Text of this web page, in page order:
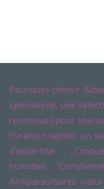
Pourquoi choisir
spécialisée, une
reconnues pour leur
livraison rapide, un
d'expertise ;
humides,
Antiparasitaires